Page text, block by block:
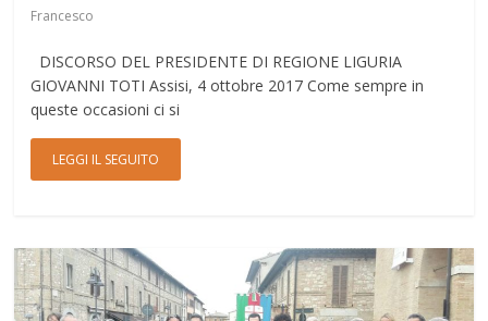
Francesco
DISCORSO DEL PRESIDENTE DI REGIONE LIGURIA
GIOVANNI TOTI Assisi, 4 ottobre 2017 Come sempre in
queste occasioni ci si
LEGGI IL SEGUITO